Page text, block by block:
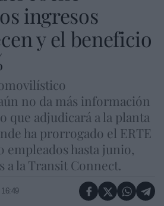
ingresos
y el beneficio
no da más información
que adjudicará a la planta
ha prorrogado el ERTE
empleados hasta junio,
a la Transit Connect.